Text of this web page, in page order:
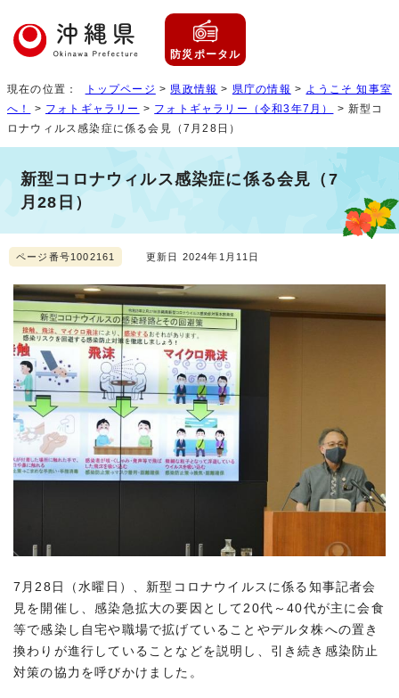
防災ポータル
現在の位置： トップページ > 県政情報 > 県庁の情報 > ようこそ 知事室
へ！
> フォトギャラリー > フォトギャラリー（令和3年7月）
> 新型コ
ロナウィルス感染症に係る会見（7月28日）
新型コロナウィルス感染症に係る会見（7
月28日）
ページ番号1002161 更新日 2024年1月11日
7月28日（水曜日）、新型コロナウイルスに係る知事記者会
見を開催し、感染急拡大の要因として20代～40代が主に会食
等で感染し自宅や職場で拡げていることやデルタ株への置き
換わりが進行していることなどを説明し、引き続き感染防止
対策の協力を呼びかけました。